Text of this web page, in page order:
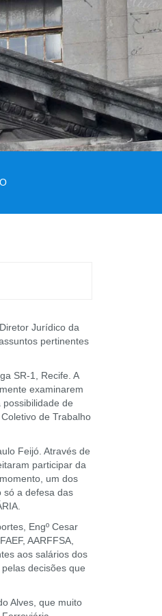
Jurídico da
pertinentes
SR-1, Recife. A
examinarem
de
de Trabalho
Feijó. Através de
participar da
um dos
só a defesa das
Engº Cesar
AARFFSA,
aos salários dos
decisões que
Alves, que muito